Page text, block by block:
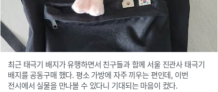
최근 태극기 배지가 유행하면서 친구들과 함께 서울 진관사 태극기
배지를 공동구매 했다. 평소 가방에 자주 끼우는 편인데, 이번
전시에서 실물을 만나볼 수 있다니 기대되는 마음이 컸다.